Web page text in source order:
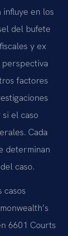
en los
del bufete
y ex
factores
el caso
Cada
determinan
caso.
casos
6601 Courts